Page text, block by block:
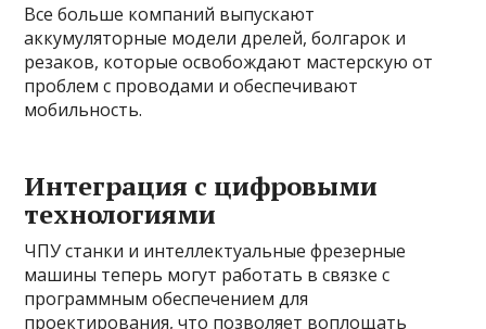
Все больше компаний выпускают
аккумуляторные модели дрелей, болгарок и
резаков, которые освобождают мастерскую от
проблем с проводами и обеспечивают
мобильность.
Интеграция с цифровыми
технологиями
ЧПУ станки и интеллектуальные фрезерные
машины теперь могут работать в связке с
программным обеспечением для
проектирования, что позволяет воплощать